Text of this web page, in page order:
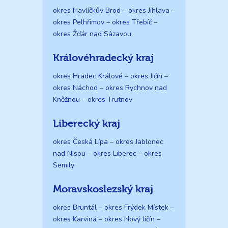
okres Havlíčkův Brod – okres Jihlava –
okres Pelhřimov – okres Třebíč –
okres Žďár nad Sázavou
Královéhradecký kraj
okres Hradec Králové – okres Jičín –
okres Náchod – okres Rychnov nad
Kněžnou – okres Trutnov
Liberecký kraj
okres Česká Lípa – okres Jablonec
nad Nisou – okres Liberec – okres
Semily
Moravskoslezský kraj
okres Bruntál – okres Frýdek Místek –
okres Karviná – okres Nový Jičín –